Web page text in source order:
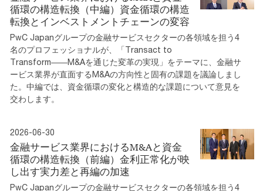
循環の構造転換（中編）資金循環の構造
転換とインベストメントチェーンの変容
PwC Japanグループの金融サービスセクターの各領域を担う4
名のプロフェッショナルが、「Transact to
Transform――M&Aを通じた変革の実現」をテーマに、金融サ
ービス業界が直面するM&Aの方向性と固有の課題を議論しまし
た。中編では、資金循環の変化と構造的な課題について意見を
交わします。
2026-06-30
金融サービス業界におけるM&Aと資金
循環の構造転換（前編）金利正常化が映
し出す実力差と再編の加速
PwC Japanグループの金融サービスセクターの各領域を担う4